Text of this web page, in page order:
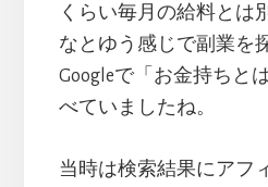
くらい毎月の給料とは
なとゆう感じで副業を
Googleで「お金持ちと
べていましたね。
当時は検索結果にアフ